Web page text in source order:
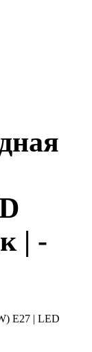
| -
E27 | LED